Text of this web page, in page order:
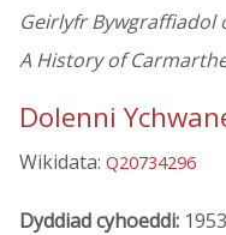
Geirlyfr Bywgraffiadol
A History of
Dolenni
Wikidata: Q20734296
Dyddiad cyhoeddi: 1953